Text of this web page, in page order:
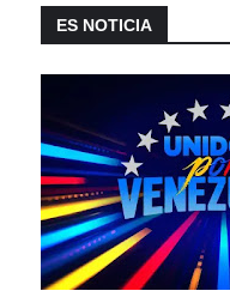
ES NOTICIA